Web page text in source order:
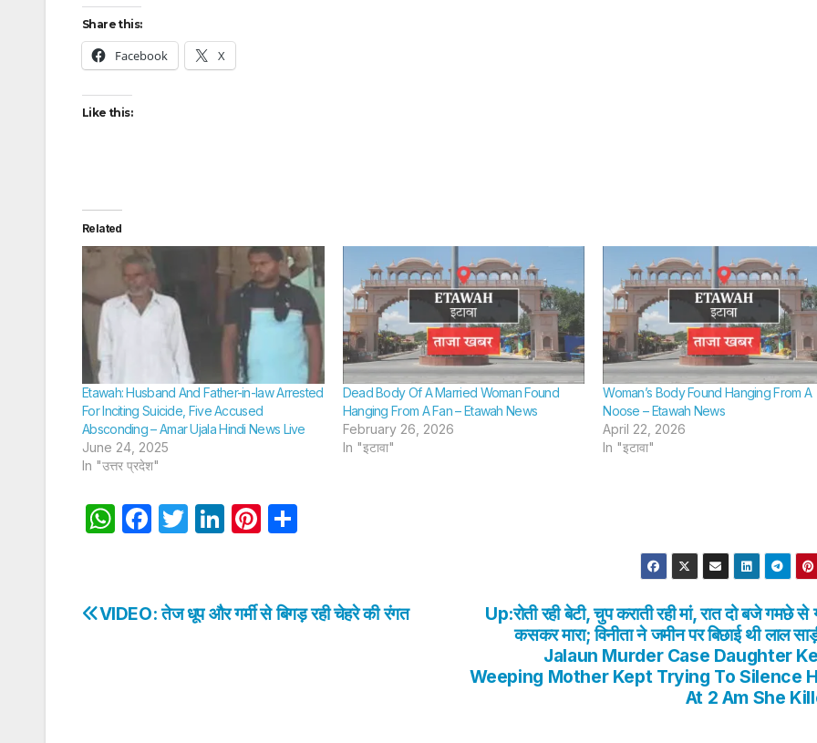
Share this:
Facebook X
Like this:
Related
Etawah: Husband And Father-in-law Arrested
For Inciting Suicide, Five Accused
Absconding – Amar Ujala Hindi News Live
June 24, 2025
In "उत्तर प्रदेश"
Dead Body Of A Married Woman Found
Hanging From A Fan – Etawah News
February 26, 2026
In "इटावा"
Woman’s Body Found Hanging From A
Noose – Etawah News
April 22, 2026
In "इटावा"
W
s
F
e
T
er
Li
e
Pi
e e
Post
Up:रोती रही बेटी, चुप कराती रही मां, रात दो बजे गमछे से
कसकर मारा; विनीता ने जमीन पर बिछाई थी लाल
Jalaun Murder Case Daughter
Weeping Mother Kept Trying To Silence
At 2 Am She
VIDEO: तेज धूप और गर्मी से बिगड़ रही चेहरे की रंगत